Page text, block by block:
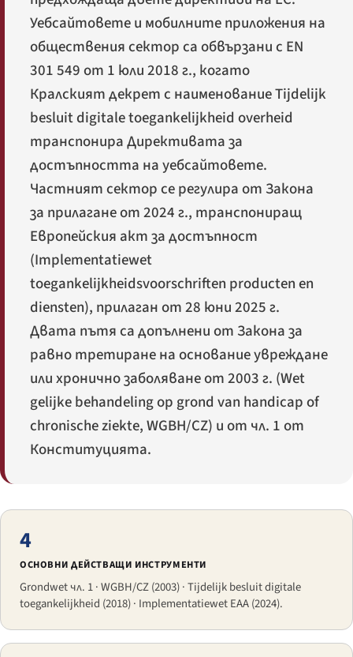
Уебсайтовете и мобилните приложения на
обществения сектор са обвързани с EN
301 549 от 1 юли 2018 г., когато
Кралският декрет с наименованиеTijdelijk
besluit digitale toegankelijkheid overheid
транспонира Директивата за
достъпността на уебсайтовете.
Частният сектор се регулира от Закона
за прилагане от 2024 г., транспониращ
Европейския акт за достъпност
(Implementatiewet
toegankelijkheidsvoorschriften producten en
diensten), прилаган от 28 юни 2025 г.
Двата пътя са допълнени от Закона за
равно третиране на основание увреждане
или хронично заболяване от 2003 г. (Wet
gelijke behandeling op grond van handicap of
chronische ziekte, WGBH/CZ) и от чл. 1 от
Конституцията.
4
ОСНОВНИ ДЕЙСТВАЩИ ИНСТРУМЕНТИ
Grondwet чл. 1 · WGBH/CZ (2003) · Tijdelijk besluit digitale
toegankelijkheid (2018) · Implementatiewet EAA (2024).